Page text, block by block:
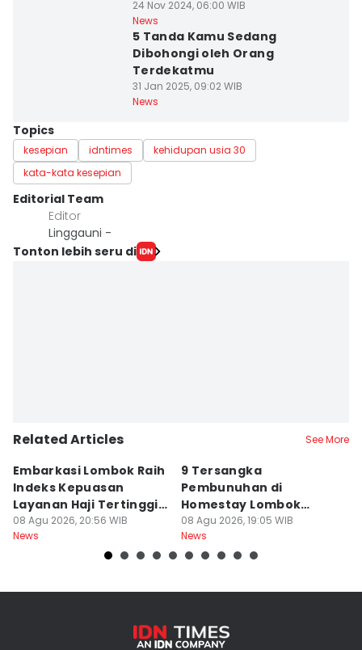
24 Nov 2024, 06:00 WIB
News
5 Tanda Kamu Sedang
Dibohongi oleh Orang
Terdekatmu
31 Jan 2025, 09:02 WIB
News
Topics
kesepian idntimes
kehidupan usia 30
kata-kata kesepian
Editorial Team
Editor
Linggauni -
Tonton lebih seru di
Related Articles See More
Embarkasi Lombok Raih
Indeks Kepuasan
Layanan Haji Tertinggi
Nasional
08 Agu 2026, 20:56 WIB
News
9 Tersangka
Pembunuhan di
Homestay Lombok
Barat Dilimpahkan ke
Jaksa
08 Agu 2026, 19:05 WIB
News